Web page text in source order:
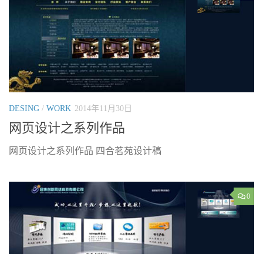
DESING / WORK 2014年11月30日
网页设计之系列作品
网页设计之系列作品 四合茗苑设计稿
0